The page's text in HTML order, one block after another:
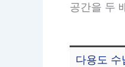
공간을 두
다용도 수